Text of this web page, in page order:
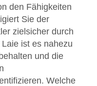
den Fähigkeiten
Sie der
zielsicher durch
ist es nahezu
und die
Welche